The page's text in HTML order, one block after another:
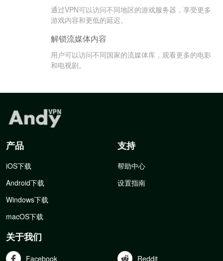
通过VPN可以访问不同地区的游戏服务器，享受更多
游戏内容和更低的延迟。
解锁流媒体内容
用户可以访问不同国家的流媒体库，观看更多的电影
和电视剧。
产品
iOS下载
Android下载
Windows下载
macOS下载
支持
帮助中心
设置指南
关于我们
Facebook Reddit